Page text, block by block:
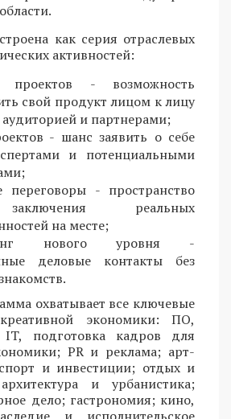
как серия отраслевых
активностей:
проектов - возможность
свой продукт лицом к лицу
аудиторией и партнерами;
- шанс заявить о себе
и потенциальными
переговоры - пространство
реальных
на месте;
нового уровня -
деловые контакты без
охватывает все ключевые
экономики: ПО,
подготовка кадров для
PR и реклама; арт-
и инвестиции; отдых и
и урбанистика;
дело; гастрономия; кино,